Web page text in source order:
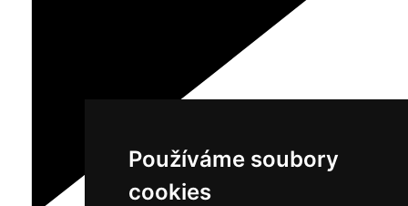
Používáme soubory
cookies